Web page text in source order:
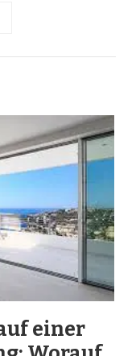
einer